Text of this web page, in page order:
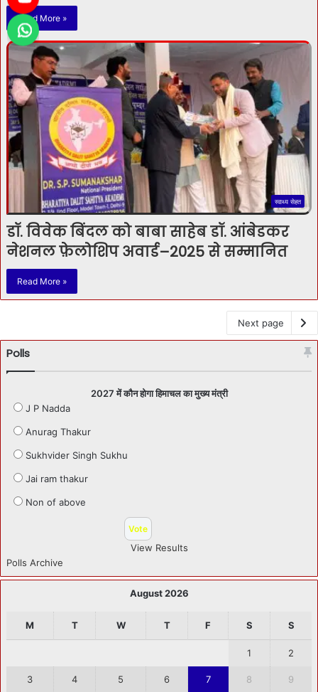
Read More »
स्वाथ्य सेहत
डॉ. विवेक बिंदल को बाबा साहेब डॉ. आंबेडकर
नेशनल फ़ेलोशिप अवार्ड–2025 से सम्मानित
Read More »
Next page
Polls
2027 में कौन होगा हिमाचल का मुख्य मंत्री
J P Nadda
Anurag Thakur
Sukhvider Singh Sukhu
Jai ram thakur
Non of above
View Results
Polls Archive
August 2026
M T W T F S S
1 2
3 4 5 6 7 8 9